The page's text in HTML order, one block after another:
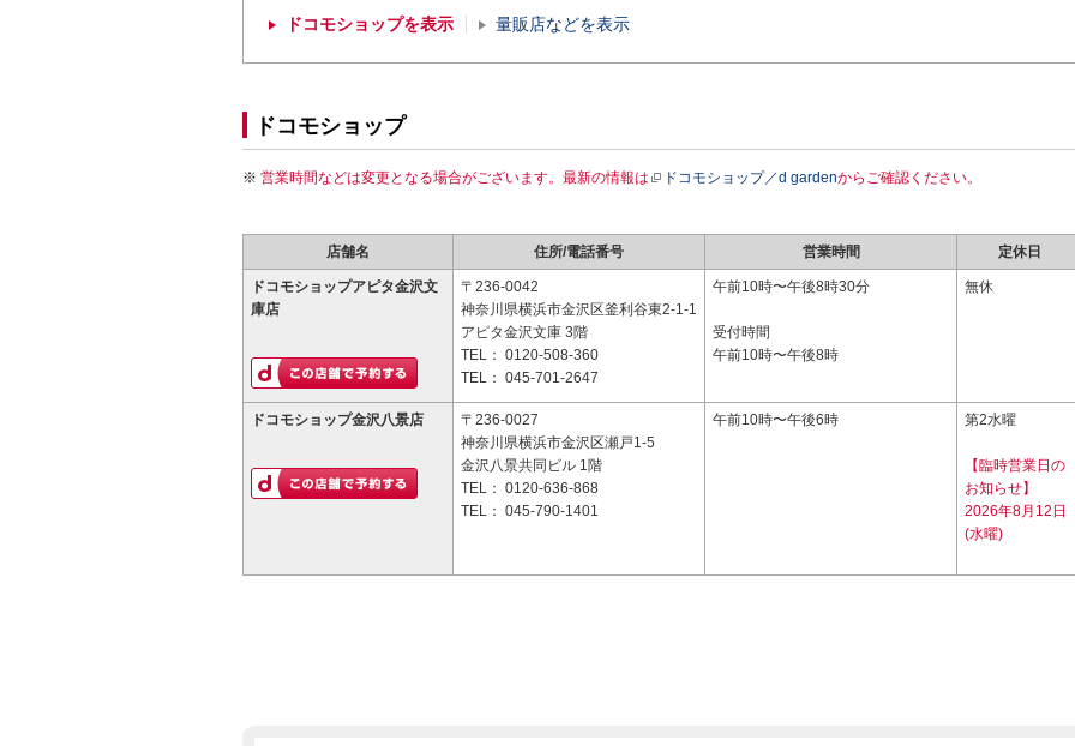
ドコモショップを表示 量販店などを表示
ドコモショップ
営業時間などは変更となる場合がございます。最新の情報は ドコモショップ／d gardenからご確認ください。
店舗名 住所/電話番号 営業時間 定休日
ドコモショップアピタ金沢文
庫店
〒236-0042
神奈川県横浜市金沢区釜利谷東2-1-1
アピタ金沢文庫 3階
TEL： 0120-508-360
TEL： 045-701-2647
午前10時〜午後8時30分
受付時間
午前10時〜午後8時
無休
ドコモショップ金沢八景店
〒236-0027
神奈川県横浜市金沢区瀬戸1-5
金沢八景共同ビル 1階
TEL： 0120-636-868
TEL： 045-790-1401
午前10時〜午後6時 第2水曜
【臨時営業日の
お知らせ】
2026年8月12日
(水曜)